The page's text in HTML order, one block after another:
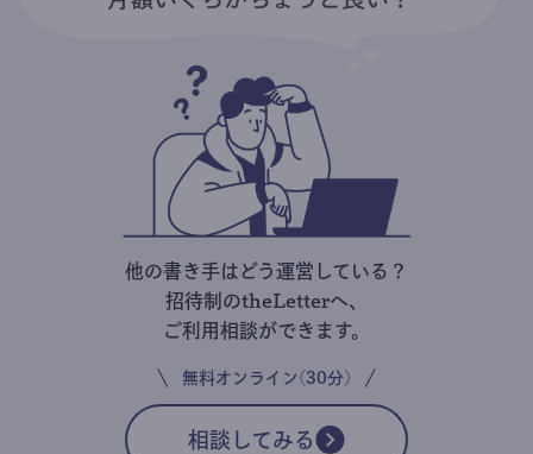
他の書き手はどう運営している？
招待制のtheLetterへ、
ご利用相談ができます。
無料オンライン(30分)
相談してみる